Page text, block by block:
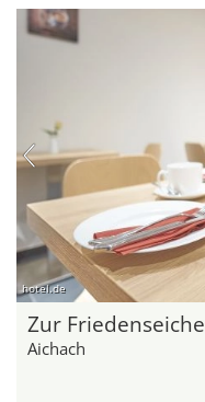
hotel.de
Zur Friedenseiche
Aichach